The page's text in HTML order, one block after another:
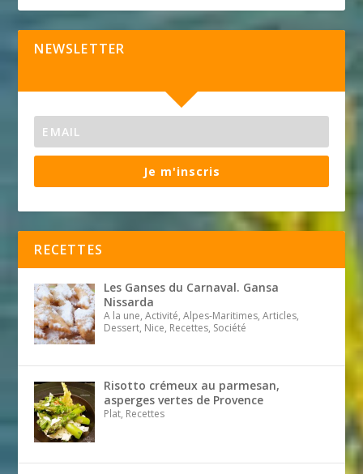
NEWSLETTER
Je m'inscris
RECETTES
Les Ganses du Carnaval. Gansa
Nissarda
A la une, Activité, Alpes-Maritimes, Articles,
Dessert, Nice, Recettes, Société
Risotto crémeux au parmesan,
asperges vertes de Provence
Plat, Recettes